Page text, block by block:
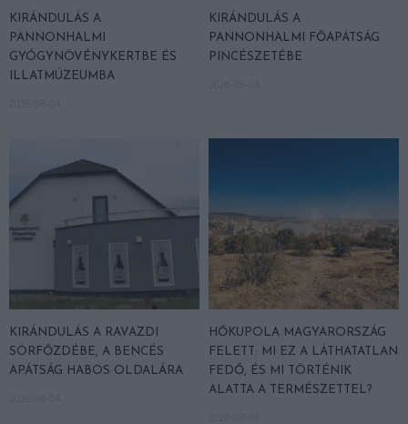
KIRÁNDULÁS A
PANNONHALMI
GYÓGYNÖVÉNYKERTBE ÉS
ILLATMÚZEUMBA
KIRÁNDULÁS A
PANNONHALMI FŐAPÁTSÁG
PINCÉSZETÉBE
KIRÁNDULÁS A RAVAZDI
SÖRFŐZDÉBE, A BENCÉS
APÁTSÁG HABOS OLDALÁRA
HŐKUPOLA MAGYARORSZÁG
FELETT: MI EZ A LÁTHATATLAN
FEDŐ, ÉS MI TÖRTÉNIK
ALATTA A TERMÉSZETTEL?